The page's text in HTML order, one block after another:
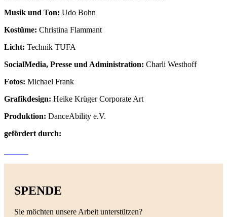
Musik und Ton: Udo Bohn
Kostüme: Christina Flammant
Licht: Technik TUFA
SocialMedia, Presse und Administration: Charli Westhoff
Fotos: Michael Frank
Grafikdesign: Heike Krüger Corporate Art
Produktion: DanceAbility e.V.
gefördert durch:
SPENDE
Sie möchten unsere Arbeit unterstützen?